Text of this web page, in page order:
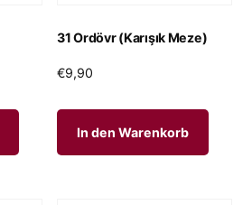
31 Ordövr (Karışık Meze)
€9,90
In den Warenkorb